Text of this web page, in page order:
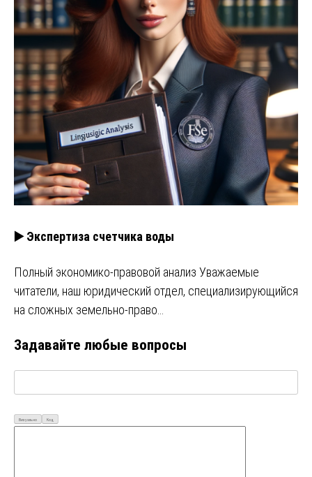
▶️ Экспертиза счетчика воды
Полный экономико-правовой анализ Уважаемые
читатели, наш юридический отдел, специализирующийся
на сложных земельно-право…
Задавайте любые вопросы
Визуально Код